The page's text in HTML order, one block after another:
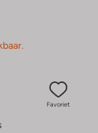
Favoriet